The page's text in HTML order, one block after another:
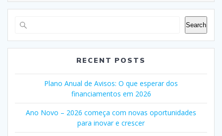
Search
RECENT POSTS
Plano Anual de Avisos: O que esperar dos
financiamentos em 2026
Ano Novo – 2026 começa com novas oportunidades
para inovar e crescer